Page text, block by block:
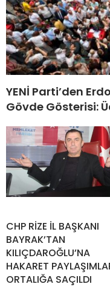
YENİ Parti’den
Gövde Gösterisi:
CHP RİZE İL BAŞKANI
BAYRAK’TAN
KILIÇDAROĞLU’NA
HAKARET
ORTALIĞA SAÇILDI